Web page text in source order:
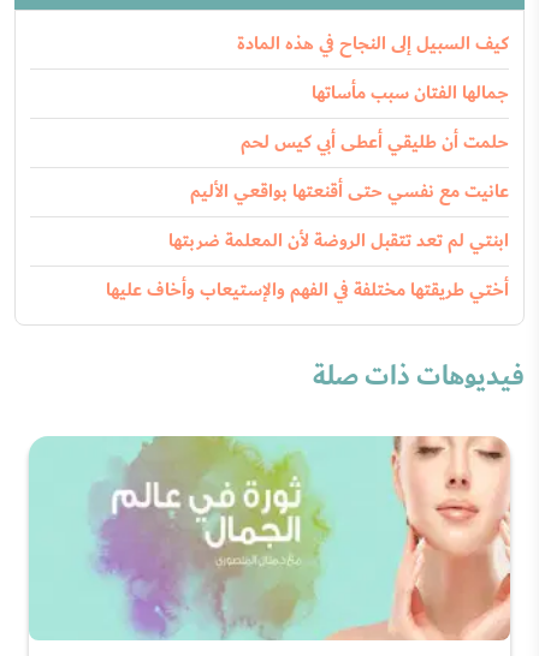
كيف السبيل إلى النجاح في هذه المادة
جمالها الفتان سبب مأساتها
حلمت أن طليقي أعطى أبي كيس لحم
عانيت مع نفسي حتى أقنعتها بواقعي الأليم
ابنتي لم تعد تتقبل الروضة لأن المعلمة ضربتها
أختي طريقتها مختلفة في الفهم والإستيعاب وأخاف عليها
فيديوهات ذات صلة